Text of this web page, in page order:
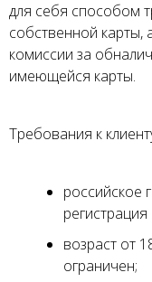
для себя способом
собственной карты,
комиссии за
имеющейся карты.
Требования к
российское
возраст от
ограничен;